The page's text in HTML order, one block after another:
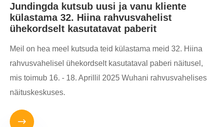
Jundingda kutsub uusi ja vanu kliente
külastama 32. Hiina rahvusvahelist
ühekordselt kasutatavat paberit
Meil on hea meel kutsuda teid külastama meid 32. Hiina
rahvusvahelisel ühekordselt kasutataval paberi näitusel,
mis toimub 16. - 18. Aprillil 2025 Wuhani rahvusvahelises
näituskeskuses.
